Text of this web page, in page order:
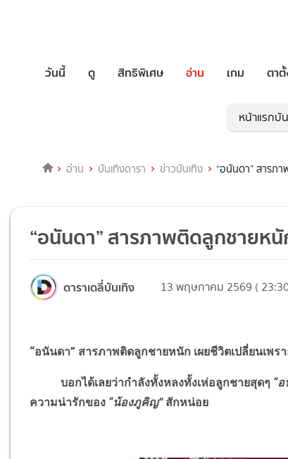
วันนี้ ดู สิทธิพิเศษ อ่าน เกม ตา
หน้าแรกบั
อ่าน บันเทิงดารา ข่าวบันเทิง “อนันดา” สารภ
“อนันดา” สารภาพติดลูกชายหนั
ดาราเดลี่บันเทิง 13 พฤษภาคม 2569 (
“อนันดา” สารภาพติดลูกชายหนัก เผยชีวิตเปลี่ยนเพร
บอกได้เลยว่ากำลังทั้งหลงทั้งเห่อลูกชายสุดๆ “
ความน่ารักของ “น้องภูคิญ”สักหน่อย